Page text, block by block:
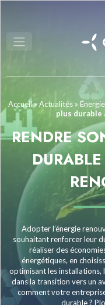
Accueil»Actualités »
plus durable
RENDRE
Adopter l’énergie
souhaitant renforcer leur
réaliser des
énergétiques, en
optimisant les installations,
dans la transition vers un
comment votre
durable ?